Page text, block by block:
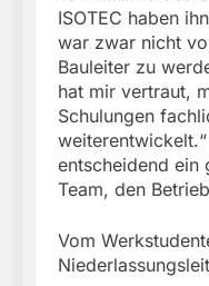
ISOTEC haben
war zwar nicht
Bauleiter zu
hat mir vertraut,
Schulungen
entscheidend ein
Team, den
Vom